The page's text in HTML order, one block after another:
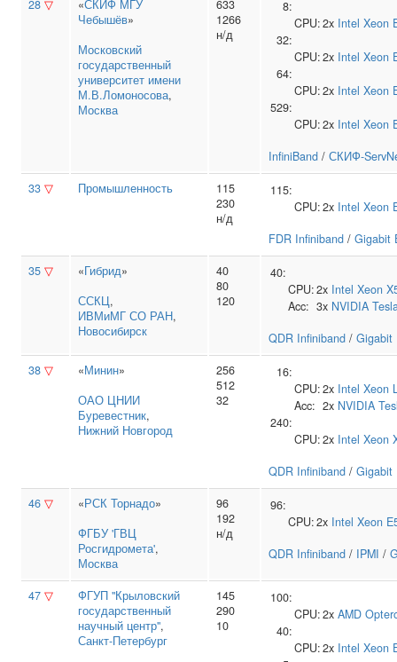
28 ▽ «СКИФ МГУ
Чебышёв»
Московский
государственный
университет имени
М.В.Ломоносова,
Москва
633
1266
н/д
8:
CPU:2x Intel Xeon
32:
CPU:2x Intel Xeon
64:
CPU:2x Intel Xeon
529:
CPU:2x Intel Xeon
InfiniBand / СКИФ-
33 ▽ Промышленность
115
230
н/д
115:
CPU:2x Intel Xeon
FDR Infiniband / Gigabit
35 ▽ «Гибрид»
ССКЦ,
ИВМиМГ СО РАН,
Новосибирск
40
80
120
40:
CPU:2x Intel Xeon
Acc: 3x NVIDIA
QDR Infiniband / Gigabit
38 ▽ «Минин»
ОАО ЦНИИ
Буревестник,
Нижний Новгород
256
512
32
16:
CPU:2x Intel Xeon
Acc: 2x NVIDIA
240:
CPU:2x Intel Xeon
QDR Infiniband / Gigabit
46 ▽ «РСК Торнадо»
ФГБУ 'ГВЦ
Росгидромета',
Москва
96
192
н/д
96:
CPU:2x Intel Xeon
QDR Infiniband / IPMI /
47 ▽
ФГУП "Крыловский
государственный
научный центр",
Санкт-Петербург
145
290
10
100:
CPU:2x AMD
40:
CPU:2x Intel Xeon